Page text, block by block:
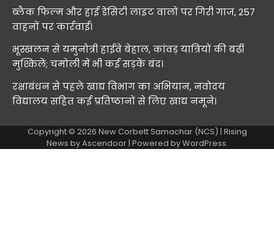
ब्लैक फिल्म और हाई डेंसिटी लाइट वालों पर गिरी गाज, 257
वाहनों पर कार्रवाई।
भूस्खलन से यमुनोत्री हाईवे बेहाल, कांवड़ यात्रियों की बढ़ीं
मुश्किलें; चमोली में भी कई सड़कें बंद।
रक्षाबंधन से पहले खाद्य विभाग का अभियान, नवोदय
विद्यालय सहित कई प्रतिष्ठानों से लिए खाद्य नमूने।
Copyright © 2026 New Corbett Samachar (NCS) | Rising
News byAscendoor| Powered byWordPress.